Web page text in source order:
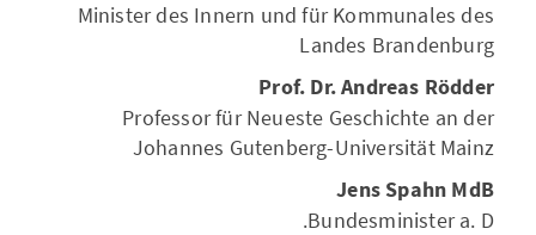
Minister des Innern und für Kommunales des
Landes Brandenburg
Prof. Dr. Andreas Rödder
Professor für Neueste Geschichte an der
Johannes Gutenberg-Universität Mainz
Jens Spahn MdB
Bundesminister a. D.